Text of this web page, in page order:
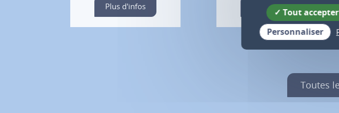
Plus d'infos Plus d'infos
Toutes
Tout accepter
Personnaliser